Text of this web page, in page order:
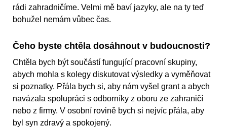
rádi zahradničíme. Velmi mě baví jazyky, ale na ty teď
bohužel nemám vůbec čas.
Čeho byste chtěla dosáhnout v budoucnosti?
Chtěla bych být součástí fungující pracovní skupiny,
abych mohla s kolegy diskutovat výsledky a vyměňovat
si poznatky. Přála bych si, aby nám vyšel grant a abych
navázala spolupráci s odborníky z oboru ze zahraničí
nebo z firmy. V osobní rovině bych si nejvíc přála, aby
byl syn zdravý a spokojený.